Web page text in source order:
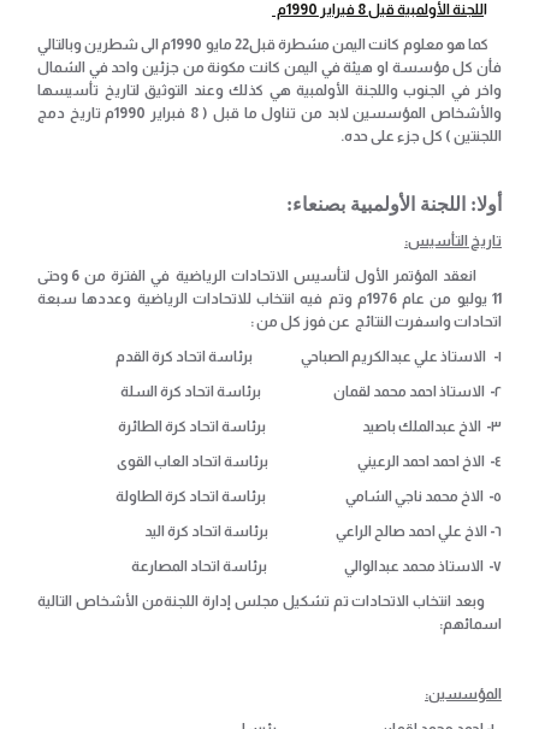
اللجنة الأولمبية قبل 8 فبراير 1990م
كما هو معلوم كانت اليمن مشطرة قبل22 مايو 1990م الى شطرين وبالتالي
فأن كل مؤسسة او هيئة في اليمن كانت مكونة من جزئين واحد في الشمال
واخر في الجنوب واللجنة الأولمبية هي كذلك وعند التوثيق لتاريخ تأسيسها
والأشخاص المؤسسين لابد من تناول ما قبل ( 8 فبراير 1990م تاريخ دمج
اللجنتين ) كل جزء على حده.
أولا: اللجنة الأولمبية بصنعاء:
تاريخ التأسيس:
انعقد المؤتمر الأول لتأسيس الاتحادات الرياضية في الفترة من 6 وحتى
11 يوليو من عام 1976م وتم فيه انتخاب للاتحادات الرياضية وعددها سبعة
اتحادات واسفرت النتائج عن فوز كل من :
١- الاستاذ علي عبدالكريم الصباحي برئاسة اتحاد كرة القدم
٢- الاستاذ احمد محمد لقمان برئاسة اتحاد كرة السلة
٣- الاخ عبدالملك باصيد برئاسة اتحاد كرة الطائرة
٤- الاخ احمد احمد الرعيني برئاسة اتحاد العاب القوى
٥- الاخ محمد ناجي الشامي برئاسة اتحاد كرة الطاولة
٦- الاخ علي احمد صالح الراعي برئاسة اتحاد كرة اليد
٧- الاستاذ محمد عبدالوالي برئاسة اتحاد المصارعة
وبعد انتخاب الاتحادات تم تشكيل مجلس إدارة اللجنةمن الأشخاص التالية
اسمائهم:
المؤسسين: